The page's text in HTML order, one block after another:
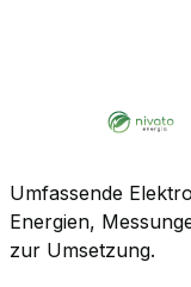
Umfassende
Energien,
zur Umsetzung.